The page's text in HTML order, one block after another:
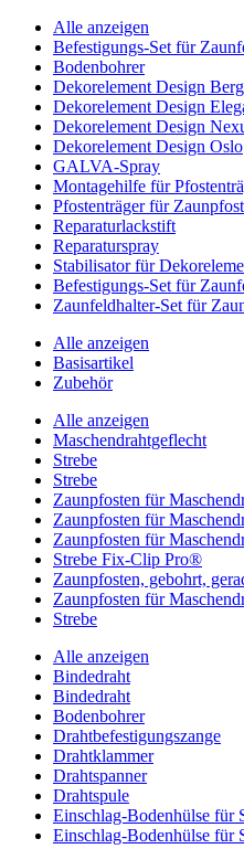
Alle anzeigen
Befestigungs-Set für
Bodenbohrer
Dekorelement Design
Dekorelement Design
Dekorelement Design
Dekorelement Design Oslo
GALVA-Spray
Montagehilfe für
Pfostenträger für
Reparaturlackstift
Reparaturspray
Stabilisator für
Befestigungs-Set für
Zaunfeldhalter-Set für
Alle anzeigen
Basisartikel
Zubehör
Alle anzeigen
Maschendrahtgeflecht
Strebe
Strebe
Zaunpfosten für
Zaunpfosten für
Zaunpfosten für
Strebe Fix-Clip Pro®
Zaunpfosten, gebohrt,
Zaunpfosten für
Strebe
Alle anzeigen
Bindedraht
Bindedraht
Bodenbohrer
Drahtbefestigungszange
Drahtklammer
Drahtspanner
Drahtspule
Einschlag-Bodenhülse für
Einschlag-Bodenhülse für